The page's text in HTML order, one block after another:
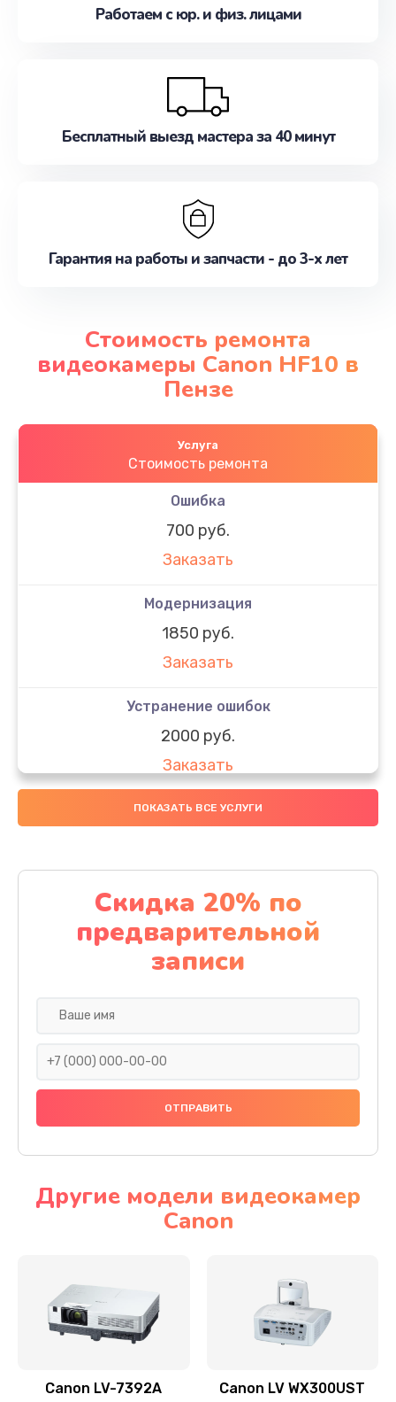
Работаем с юр. и физ. лицами
Бесплатный выезд мастера за 40 минут
Гарантия на работы и запчасти - до 3-х лет
Стоимость ремонта
видеокамеры Canon HF10 в
Пензе
Услуга
Стоимость ремонта
Ошибка
700 руб.
Заказать
Модернизация
1850 руб.
Заказать
Устранение ошибок
2000 руб.
Заказать
Ремонт после залития
Заказать
Ремонт электроплаты
1320 руб.
Заказать
Замена датчика
Замена дисплея
Замена кнопки
Заказать
ПОКАЗАТЬ ВСЕ УСЛУГИ
Скидка 20% по
предварительной
записи
Другие модели видеокамер
Canon
Canon LV-7392A Canon LV WX300UST